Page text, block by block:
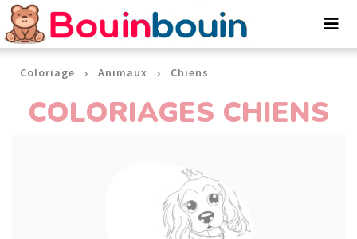
Coloriage Animaux Chiens
COLORIAGES CHIENS
Panneau de gestion des cookies